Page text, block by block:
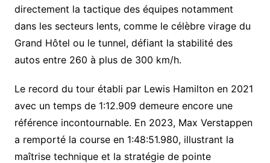
directement la tactique des équipes notamment
dans les secteurs lents, comme le célèbre virage du
Grand Hôtel ou le tunnel, défiant la stabilité des
autos entre 260 à plus de 300 km/h.
Le record du tour établi par Lewis Hamilton en 2021
avec un temps de 1:12.909 demeure encore une
référence incontournable. En 2023, Max Verstappen
a remporté la course en 1:48:51.980, illustrant la
maîtrise technique et la stratégie de pointe